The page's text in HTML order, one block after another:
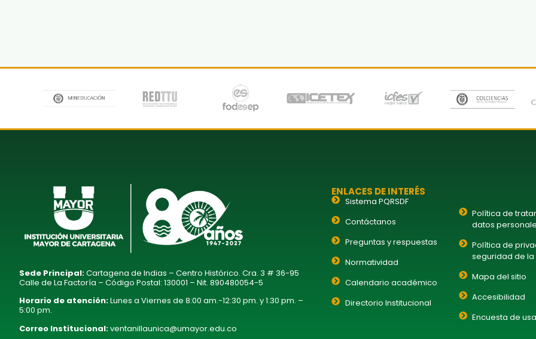
Sede Principal:Cartagena de Indias – Centro Histórico. Cra. 3 # 36-95
Calle de La Factoría – Código Postal: 130001 – Nit. 890480054-5
Horario de atención:Lunes a Viernes de 8:00 am.-12:30 pm. y 1:30 pm. –
5:00 pm.
Correo Institucional:ventanillaunica@umayor.edu.co
ENLACES DE INTERÉS
Sistema PQRSDF
Contáctanos
Preguntas y respuestas
Normatividad
Calendario académico
Directorio Institucional
Política de
datos
Política de
seguridad de
Mapa del sitio
Accesibilidad
Encuesta de